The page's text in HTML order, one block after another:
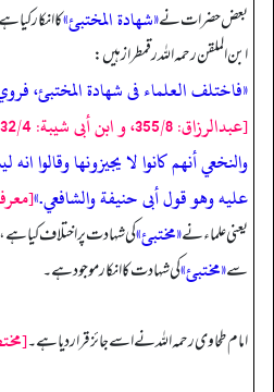
بعض حضرات نے«شهادة المختبئ»کا انکار کیا
ابن الملقن رحمہ اللہ رقمطراز ہیں:
«فاختلف العلماء فى شهادة المختبئ،
[عبدالرزاق: 355/8، و ابن أبى شيبة: 432/4]
والنخعي أنهم كانوا لا يجيزونها وقالوا
عليه وهو قول أبى حنيفة والشافعي.»
یعنی علماء نے«مختبئ»کی شہادت پر اختلاف کیا
سے«مختبئ»کی شہادت کا انکار موجود ہے۔
امام طحاوی رحمہ اللہ نے اسے جائز قرار دیا ہے۔